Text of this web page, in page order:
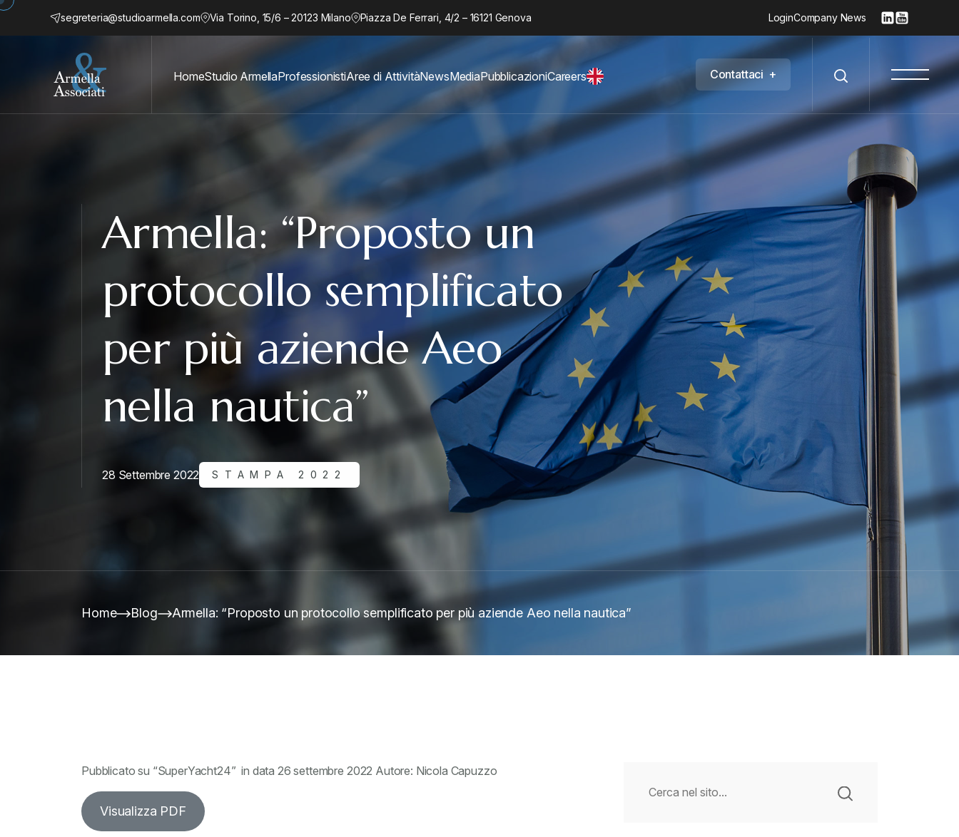
segreteria@studioarmella.com Via Torino, 15/6 – 20123 Milano Piazza De Ferrari, 4/2 – 16121 Genova LoginCompany News
HomeStudio ArmellaProfessionistiAree di AttivitàNewsMediaPubblicazioniCareers Contattaci +
Armella: “Proposto un
protocollo semplificato
per più aziende Aeo
nella nautica”
28 Settembre 2022 STAMPA 2022
Home Blog Armella: “Proposto un protocollo semplificato per più aziende Aeo nella nautica”
Pubblicato su “SuperYacht24” in data 26 settembre 2022 Autore: Nicola Capuzzo
Visualizza PDF